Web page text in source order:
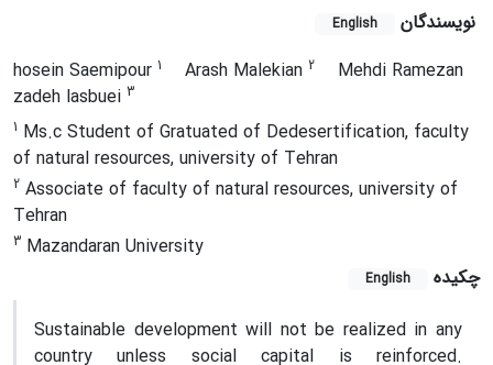
نویسندگان English
hosein Saemipour 1 Arash Malekian 2
Mehdi Ramezan
zadeh lasbuei 3
1 Ms.c Student of Gratuated of Dedesertification, faculty
of natural resources, university of Tehran
2 Associate of faculty of natural resources, university of
Tehran
3 Mazandaran University
چکیده
English
Sustainable development will not be realized in any
country unless social capital is reinforced.